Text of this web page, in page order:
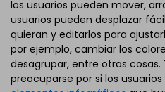
los usuarios pueden mover,
usuarios pueden desplazar
quieran y editarlos para
por ejemplo, cambiar los
desagrupar, entre otras
preocuparse por si los